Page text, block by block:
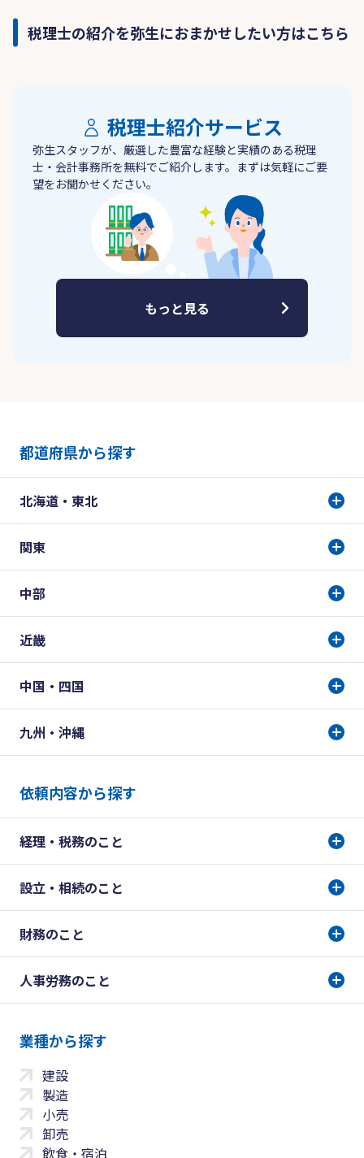
税理士の紹介を弥生におまかせしたい方はこちら
税理士紹介サービス
弥生スタッフが、厳選した豊富な経験と実績のある税理
士・会計事務所を無料でご紹介します。まずは気軽にご要
望をお聞かせください。
もっと見る
都道府県から探す
北海道・東北
関東
中部
近畿
中国・四国
九州・沖縄
依頼内容から探す
経理・税務のこと
設立・相続のこと
財務のこと
人事労務のこと
業種から探す
建設
製造
小売
卸売
飲食・宿泊